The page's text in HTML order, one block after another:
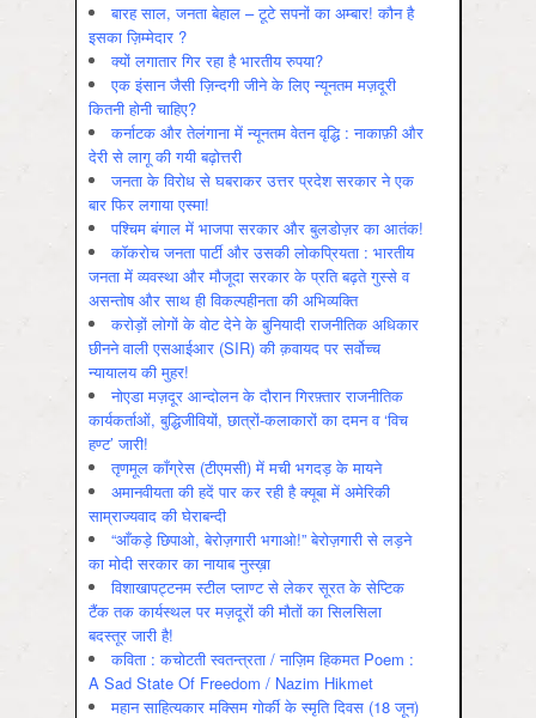
बारह साल, जनता बेहाल – टूटे सपनों का अम्बार! कौन है
इसका ज़िम्मेदार ?
क्यों लगातार गिर रहा है भारतीय रुपया?
एक इंसान जैसी ज़िन्दगी जीने के लिए न्यूनतम मज़दूरी
कितनी होनी चाहिए?
कर्नाटक और तेलंगाना में न्यूनतम वेतन वृद्धि : नाकाफ़ी और
देरी से लागू की गयी बढ़ोत्तरी
जनता के विरोध से घबराकर उत्तर प्रदेश सरकार ने एक
बार फिर लगाया एस्मा!
पश्चिम बंगाल में भाजपा सरकार और बुलडोज़र का आतंक!
कॉकरोच जनता पार्टी और उसकी लोकप्रियता : भारतीय
जनता में व्‍यवस्‍था और मौजूदा सरकार के प्रति बढ़ते गुस्‍से व
असन्‍तोष और साथ ही विकल्‍पहीनता की अभिव्‍यक्ति
करोड़ों लोगों के वोट देने के बुनियादी राजनीतिक अधिकार
छीनने वाली एसआईआर (SIR) की क़वायद पर सर्वोच्च
न्यायालय की मुहर!
नोएडा मज़दूर आन्दोलन के दौरान गिरफ़्तार राजनीतिक
कार्यकर्ताओं, बुद्धिजीवियों, छात्रों-कलाकारों का दमन व ‘विच
हण्ट’ जारी!
तृणमूल काँग्रेस (टीएमसी) में मची भगदड़ के मायने
अमानवीयता की हदें पार कर रही है क्यूबा में अमेरिकी
साम्राज्यवाद की घेराबन्दी
“आँकड़े छिपाओ, बेरोज़गारी भगाओ!” बेरोज़गारी से लड़ने
का मोदी सरकार का नायाब नुस्ख़ा
विशाखापट्टनम स्टील प्लाण्ट से लेकर सूरत के सेप्टिक
टैंक तक कार्यस्थल पर मज़दूरों की मौतों का सिलसिला
बदस्तूर जारी है!
कविता : कचोटती स्वतन्त्रता / नाज़िम हिकमत Poem :
A Sad State Of Freedom / Nazim Hikmet
महान साहित्यकार मक्सिम गोर्की के स्मृति दिवस (18 जून)